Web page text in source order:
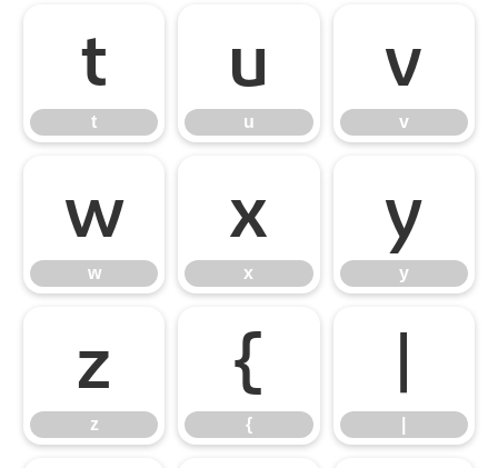
t
t
u
u
v
v
w
w
x
x
y
y
z
z
{
{
|